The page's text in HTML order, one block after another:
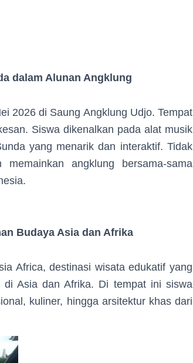
dalam Alunan Angklung
2026 di Saung Angklung Udjo. Tempat
Siswa dikenalkan pada alat musik
yang menarik dan interaktif. Tidak
angklung bersama-sama
Budaya Asia dan Afrika
Africa, destinasi wisata edukatif yang
di Asia dan Afrika. Di tempat ini siswa
kuliner, hingga arsitektur khas dari